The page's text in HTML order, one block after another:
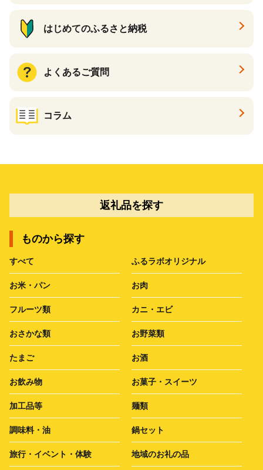
はじめてのふるさと納税
よくあるご質問
コラム
返礼品を探す
ものから探す
すべて ふるラボオリジナル
お米・パン お肉
フルーツ類 カニ・エビ
おさかな類 お野菜類
たまご お酒
お飲み物 お菓子・スイーツ
加工品等 麺類
調味料・油 鍋セット
旅行・イベント・体験 地域のお礼の品